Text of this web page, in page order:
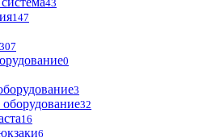
43
147
307
0
3
32
16
6